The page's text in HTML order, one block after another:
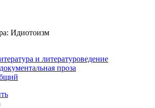
и литературоведение
проза